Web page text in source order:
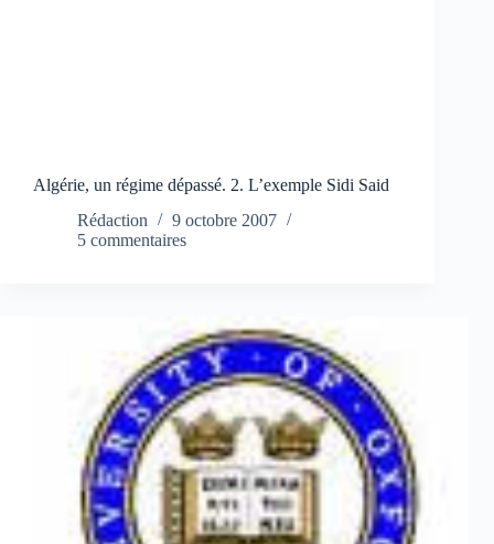
Algérie, un régime dépassé. 2. L’exemple Sidi Said
Rédaction
9 octobre 2007
5 commentaires